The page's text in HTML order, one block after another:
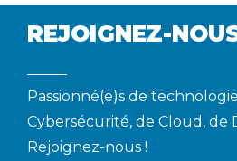
REJOIGNEZ-
Passionné(e)s de
Cybersécurité, de Cloud, de
Rejoignez-nous !